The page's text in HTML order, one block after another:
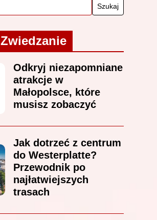
Zwiedzanie
Odkryj niezapomniane
atrakcje w
Małopolsce, które
musisz zobaczyć
Jak dotrzeć z centrum
do Westerplatte?
Przewodnik po
najłatwiejszych
trasach